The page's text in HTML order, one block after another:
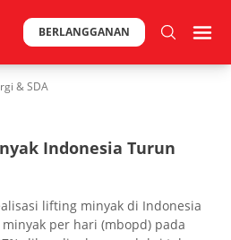
BERLANGGANAN
& SDA
Indonesia Turun
lifting minyak di Indonesia
per hari (mbopd) pada